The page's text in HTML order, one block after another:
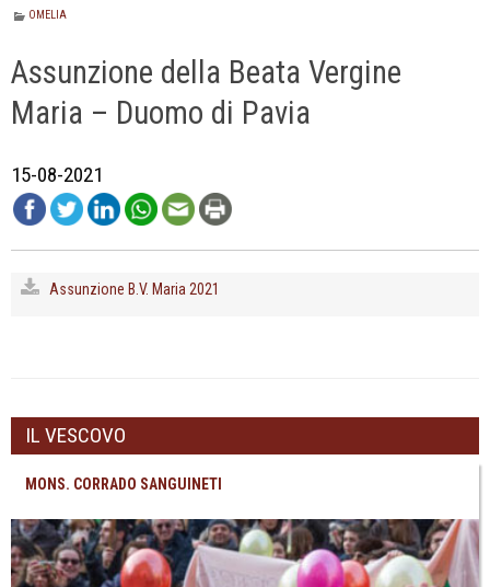
OMELIA
Assunzione della Beata Vergine
Maria – Duomo di Pavia
15-08-2021
Assunzione B.V. Maria 2021
IL VESCOVO
MONS. CORRADO SANGUINETI